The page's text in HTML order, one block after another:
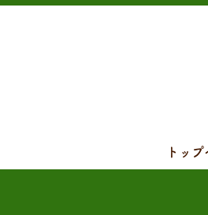
トッ